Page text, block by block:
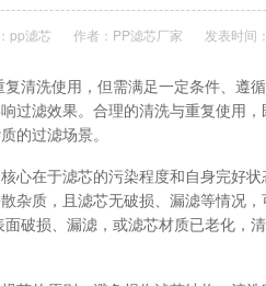
pp滤芯 作者： PP滤芯厂家 发表时间
清洗使用，但需满足一定条件、遵
过滤效果。合理的清洗与重复使用
的过滤场景。
在于滤芯的污染程度和自身完好状
杂质，且滤芯无破损、漏滤等情况
破损、漏滤，或滤芯材质已老化，